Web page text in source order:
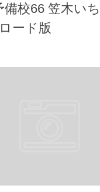
校66 笠木い
ード版